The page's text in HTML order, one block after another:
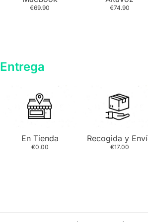
€69.90 €74.90
Entrega
En Tienda
€0.00
Recogida y
€17.00